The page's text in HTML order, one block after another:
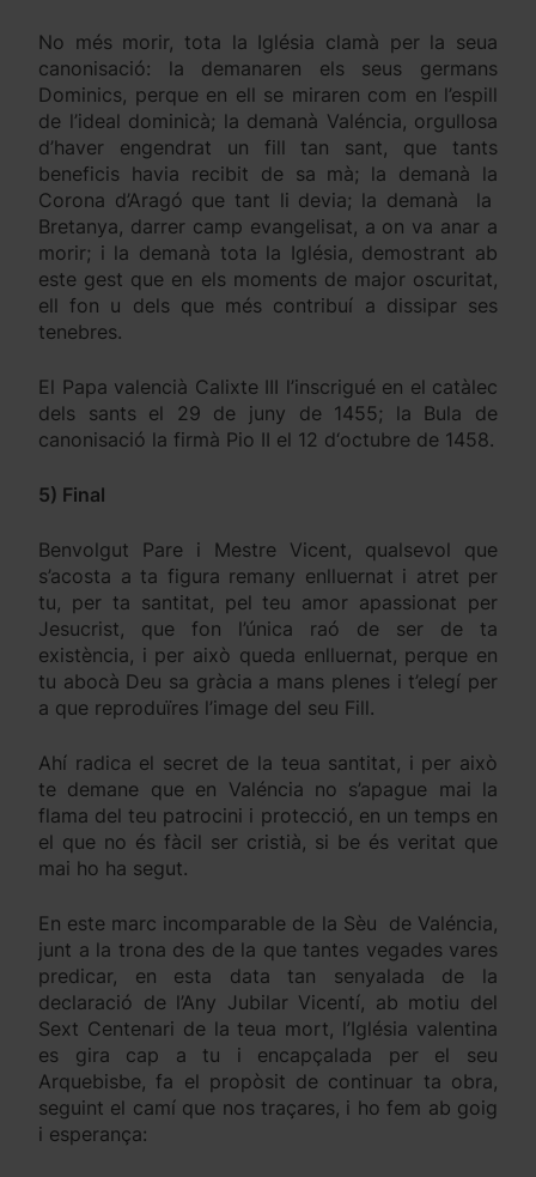
No més morir, tota la Iglésia clamà per la seua
canonisació: la demanaren els seus germans
Dominics, perque en ell se miraren com en l’espill
de l’ideal dominicà; la demanà Valéncia, orgullosa
d’haver engendrat un fill tan sant, que tants
beneficis havia recibit de sa mà; la demanà la
Corona d’Aragó que tant li devia; la demanà la
Bretanya, darrer camp evangelisat, a on va anar a
morir; i la demanà tota la Iglésia, demostrant ab
este gest que en els moments de major oscuritat,
ell fon u dels que més contribuí a dissipar ses
tenebres.
El Papa valencià Calixte III l’inscrigué en el catàlec
dels sants el 29 de juny de 1455; la Bula de
canonisació la firmà Pio II el 12 d‘octubre de 1458.
5) Final
Benvolgut Pare i Mestre Vicent, qualsevol que
s’acosta a ta figura remany enlluernat i atret per
tu, per ta santitat, pel teu amor apassionat per
Jesucrist, que fon l’única raó de ser de ta
existència, i per això queda enlluernat, perque en
tu abocà Deu sa gràcia a mans plenes i t’elegí per
a que reproduïres l’image del seu Fill.
Ahí radica el secret de la teua santitat, i per això
te demane que en Valéncia no s’apague mai la
flama del teu patrocini i protecció, en un temps en
el que no és fàcil ser cristià, si be és veritat que
mai ho ha segut.
En este marc incomparable de la Sèu de Valéncia,
junt a la trona des de la que tantes vegades vares
predicar, en esta data tan senyalada de la
declaració de l’Any Jubilar Vicentí, ab motiu del
Sext Centenari de la teua mort, l’Iglésia valentina
es gira cap a tu i encapçalada per el seu
Arquebisbe, fa el propòsit de continuar ta obra,
seguint el camí que nos traçares, i ho fem ab goig
i esperança: